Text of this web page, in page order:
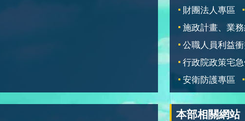
財團法人專區
施政計畫、業
公職人員利益
行政院政策宅
安衛防護專區
本部相關網站